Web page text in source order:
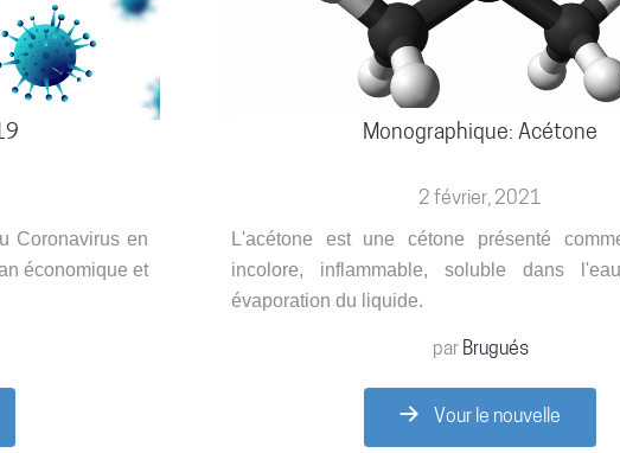
Coronavirus en
économique et
Monographique: Acétone
2 février, 2021
L'acétone est une cétone présenté
incolore, inflammable, soluble dans
évaporation du liquide.
par Brugués
Vour le nouvelle